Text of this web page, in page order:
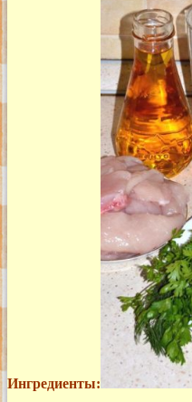
Ингредиенты: